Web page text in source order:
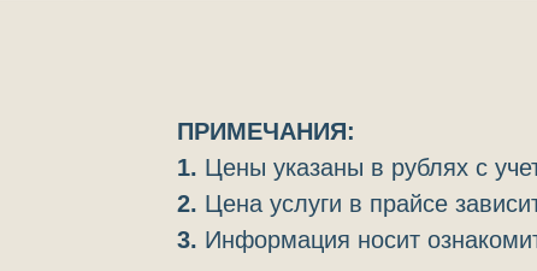
ПРИМЕЧАНИЯ:
1. Цены указаны в рублях с
2. Цена услуги в прайсе
3. Информация носит